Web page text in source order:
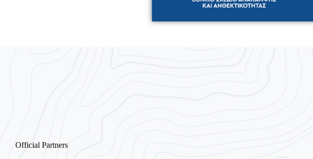
Official Partners